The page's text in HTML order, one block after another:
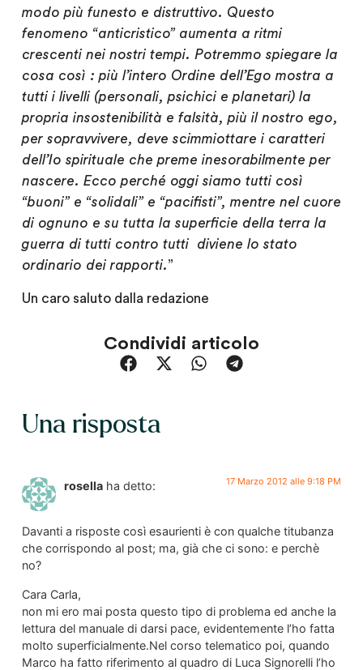
modo più funesto e distruttivo. Questo
fenomeno “anticristico” aumenta a ritmi
crescenti nei nostri tempi. Potremmo spiegare la
cosa così : più l’intero Ordine dell’Ego mostra a
tutti i livelli (personali, psichici e planetari) la
propria insostenibilità e falsità, più il nostro ego,
per sopravvivere, deve scimmiottare i caratteri
dell’Io spirituale che preme inesorabilmente per
nascere. Ecco perché oggi siamo tutti così
“buoni” e “solidali” e “pacifisti”, mentre nel cuore
di ognuno e su tutta la superficie della terra la
guerra di tutti contro tutti diviene lo stato
ordinario dei rapporti.”
Un caro saluto dalla redazione
Condividi articolo
Una risposta
rosella ha detto: 17 Marzo 2012 alle 9:18 PM
Davanti a risposte così esaurienti è con qualche titubanza
che corrispondo al post; ma, già che ci sono: e perchè
no?
Cara Carla,
non mi ero mai posta questo tipo di problema ed anche la
lettura del manuale di darsi pace, evidentemente l’ho fatta
molto superficialmente.Nel corso telematico poi, quando
Marco ha fatto riferimento al quadro di Luca Signorelli l’ho